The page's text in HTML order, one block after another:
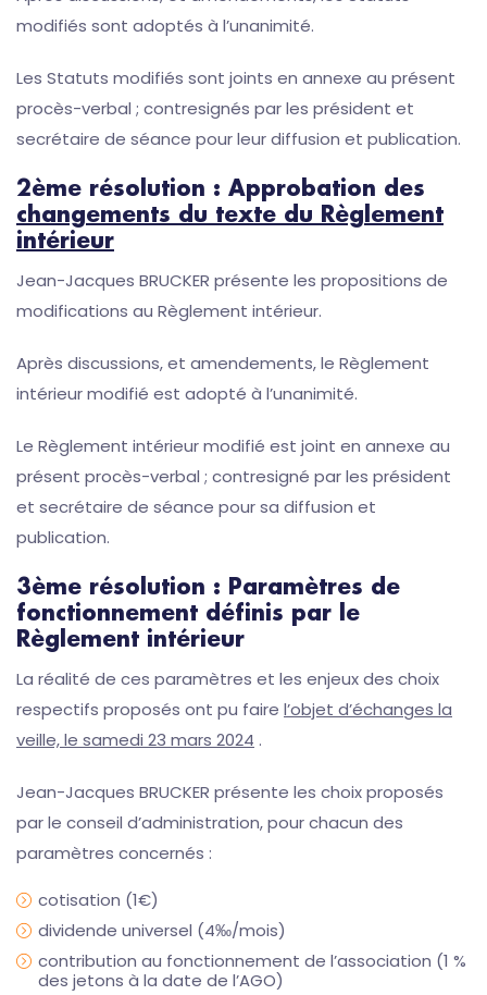
modifiés sont adoptés à l’unanimité.
Les Statuts modifiés sont joints en annexe au présent
procès-verbal ; contresignés par les président et
secrétaire de séance pour leur diffusion et publication.
2ème résolution : Approbation des
changements du texte du Règlement
intérieur
Jean-Jacques BRUCKER présente les propositions de
modifications au Règlement intérieur.
Après discussions, et amendements, le Règlement
intérieur modifié est adopté à l’unanimité.
Le Règlement intérieur modifié est joint en annexe au
présent procès-verbal ; contresigné par les président
et secrétaire de séance pour sa diffusion et
publication.
3ème résolution : Paramètres de
fonctionnement définis par le
Règlement intérieur
La réalité de ces paramètres et les enjeux des choix
respectifs proposés ont pu faire l’objet d’échanges la
veille, le samedi 23 mars 2024 .
Jean-Jacques BRUCKER présente les choix proposés
par le conseil d’administration, pour chacun des
paramètres concernés :
cotisation (1€)
dividende universel (4‰/mois)
contribution au fonctionnement de l’association (1 %
des jetons à la date de l’AGO)